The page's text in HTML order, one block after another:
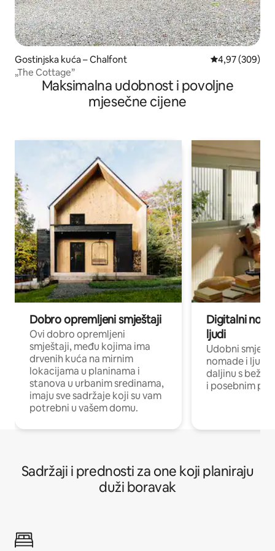
Gostinjska kuća – Chalfont Prosječna
4,97 (309)
„The Cottage”
Maksimalna udobnost i povoljne
mjesečne cijene
Dobro opremljeni smještaji
Ovi dobro opremljeni
smještaji, među kojima ima
drvenih kuća na mirnim
lokacijama u planinama i
stanova u urbanim sredinama,
imaju sve sadržaje koji su vam
potrebni u vašem domu.
Digitalni
ljudi
Udobni
nomade i ljude
daljinu s
i posebnim
Sadržaji i prednosti za one koji planiraju
duži boravak